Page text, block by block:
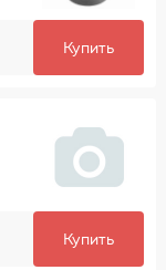
Купить
Купить